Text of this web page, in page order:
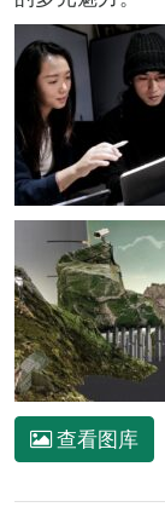
查看图库